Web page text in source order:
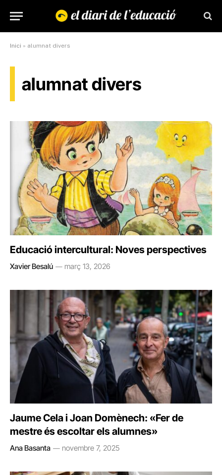
Inici » alumnat divers
alumnat divers
Educació intercultural: Noves perspectives
Xavier Besalú març 13, 2026
Jaume Cela i Joan Domènech: «Fer de
mestre és escoltar els alumnes»
Ana Basanta novembre 7, 2025